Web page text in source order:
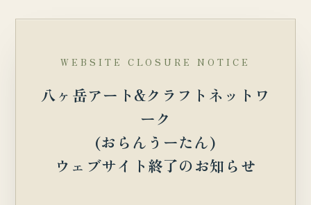
WEBSITE CLOSURE NOTICE
八ヶ岳アート&クラフトネットワ
ーク
(おらんうーたん)
ウェブサイト終了のお知らせ